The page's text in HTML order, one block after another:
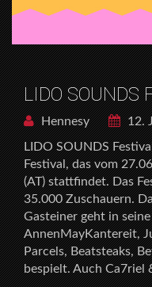
LIDO SOUNDS
Hennesy
12.
LIDO SOUNDS
Festival, das vom
(AT) stattfindet. Das
35.000 Zuschauern.
Gasteiner geht in
AnnenMayKantereit,
Parcels, Beatsteaks,
bespielt. Auch Ca7riel